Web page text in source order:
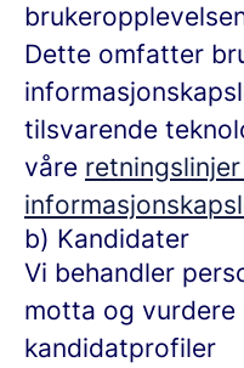
Dette omfatter
tilsvarende
våre
b) Kandidater
Vi behandler
motta og vurdere
kandidatprofiler